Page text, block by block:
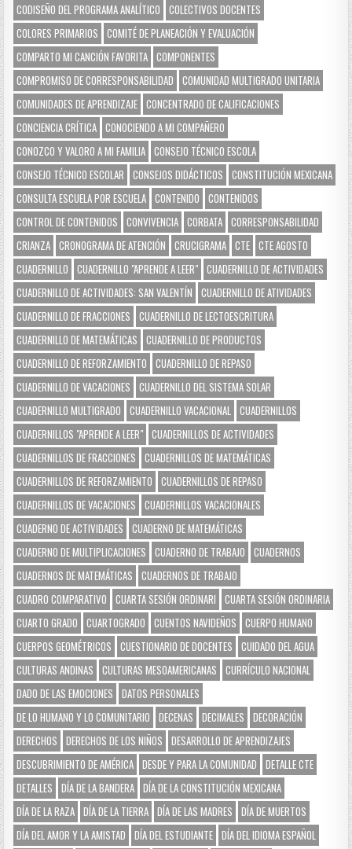
CODISEÑO DEL PROGRAMA ANALÍTICO
COLECTIVOS DOCENTES
COLORES PRIMARIOS
COMITÉ DE PLANEACIÓN Y EVALUACIÓN
COMPARTO MI CANCIÓN FAVORITA COMPONENTES
COMPROMISO DE CORRESPONSABILIDAD
COMUNIDAD MULTIGRADO UNITARIA
COMUNIDADES DE APRENDIZAJE CONCENTRADO DE CALIFICACIONES
CONCIENCIA CRÍTICA CONOCIENDO A MI COMPAÑERO
CONOZCO Y VALORO A MI FAMILIA CONSEJO TÉCNICO ESCOLA
CONSEJO TÉCNICO ESCOLAR
CONSEJOS DIDÁCTICOS
CONSTITUCIÓN MEXICANA
CONSULTA ESCUELA POR ESCUELA CONTENIDO
CONTENIDOS
CONTROL DE CONTENIDOS
CONVIVENCIA CORBATA CORRESPONSABILIDAD
CRIANZA CRONOGRAMA DE ATENCIÓN CRUCIGRAMA CTE CTE AGOSTO
CUADERNILLO
CUADERNILLO "APRENDE A LEER" CUADERNILLO DE ACTIVIDADES
CUADERNILLO DE ACTIVIDADES: SAN VALENTÍN
CUADERNILLO DE ATIVIDADES
CUADERNILLO DE FRACCIONES
CUADERNILLO DE LECTOESCRITURA
CUADERNILLO DE MATEMÁTICAS
CUADERNILLO DE PRODUCTOS
CUADERNILLO DE REFORZAMIENTO
CUADERNILLO DE REPASO
CUADERNILLO DE VACACIONES
CUADERNILLO DEL SISTEMA SOLAR
CUADERNILLO MULTIGRADO
CUADERNILLO VACACIONAL
CUADERNILLOS
CUADERNILLOS "APRENDE A LEER" CUADERNILLOS DE ACTIVIDADES
CUADERNILLOS DE FRACCIONES
CUADERNILLOS DE MATEMÁTICAS
CUADERNILLOS DE REFORZAMIENTO
CUADERNILLOS DE REPASO
CUADERNILLOS DE VACACIONES
CUADERNILLOS VACACIONALES
CUADERNO DE ACTIVIDADES
CUADERNO DE MATEMÁTICAS
CUADERNO DE MULTIPLICACIONES
CUADERNO DE TRABAJO
CUADERNOS
CUADERNOS DE MATEMÁTICAS
CUADERNOS DE TRABAJO
CUADRO COMPARATIVO
CUARTA SESIÓN ORDINARI
CUARTA SESIÓN ORDINARIA
CUARTO GRADO
CUARTOGRADO CUENTOS NAVIDEÑOS
CUERPO HUMANO
CUERPOS GEOMÉTRICOS
CUESTIONARIO DE DOCENTES
CUIDADO DEL AGUA
CULTURAS ANDINAS
CULTURAS MESOAMERICANAS
CURRÍCULO NACIONAL
DADO DE LAS EMOCIONES
DATOS PERSONALES
DE LO HUMANO Y LO COMUNITARIO
DECENAS DECIMALES
DECORACIÓN
DERECHOS
DERECHOS DE LOS NIÑOS
DESARROLLO DE APRENDIZAJES
DESCUBRIMIENTO DE AMÉRICA DESDE Y PARA LA COMUNIDAD
DETALLE CTE
DETALLES
DÍA DE LA BANDERA DÍA DE LA CONSTITUCIÓN MEXICANA
DÍA DE LA RAZA DÍA DE LA TIERRA DÍA DE LAS MADRES
DÍA DE MUERTOS
DÍA DEL AMOR Y LA AMISTAD
DÍA DEL ESTUDIANTE DÍA DEL IDIOMA ESPAÑOL